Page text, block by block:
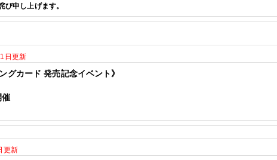
申し上げます。
日更新
グカード 発売記念イベント》
更新